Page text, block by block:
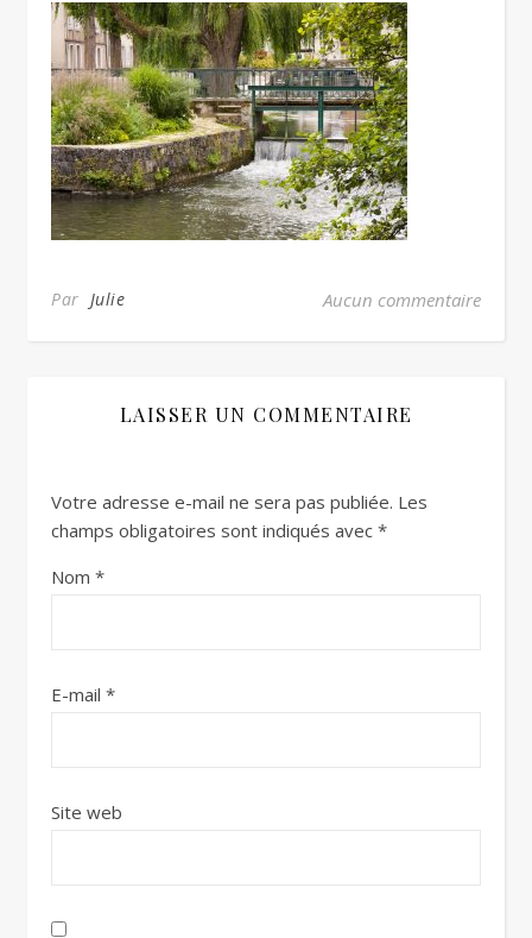
Par Julie Aucun commentaire
LAISSER UN COMMENTAIRE
Votre adresse e-mail ne sera pas publiée. Les
champs obligatoires sont indiqués avec *
Nom *
E-mail *
Site web